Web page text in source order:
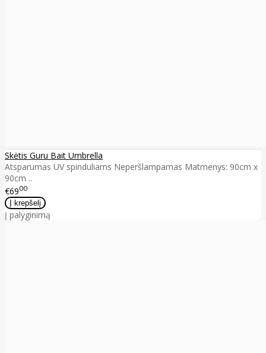
Skėtis Guru Bait Umbrella
Atsparumas UV spinduliams Neperšlampamas Matmenys: 90cm x
90cm ..
€6900
Į palyginimą